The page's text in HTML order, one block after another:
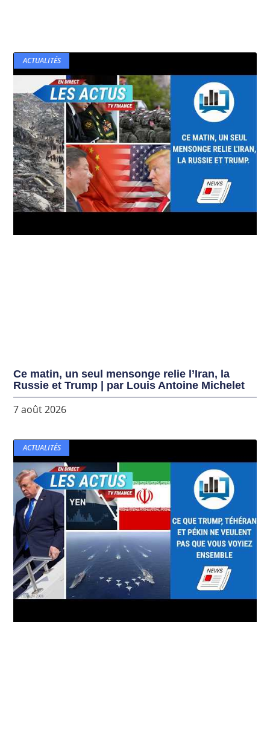
ACTUALITÉS
Ce matin, un seul mensonge relie l’Iran, la
Russie et Trump | par Louis Antoine Michelet
7 août 2026
ACTUALITÉS